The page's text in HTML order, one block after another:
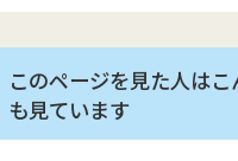
このページを見た人は
も見ています